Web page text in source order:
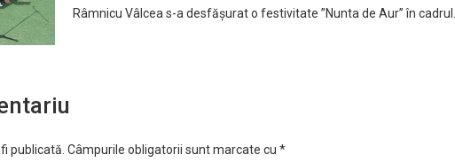
Râmnicu Vâlcea s-a desfăşurat o festivitate ”Nunta de Aur” în cadrul…
publicată. Câmpurile obligatorii sunt marcate cu *